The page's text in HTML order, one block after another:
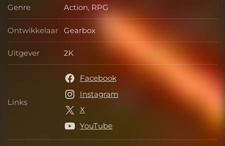
Genre Genre
Action, RPG
Ontwikkelaar Ontwikkelaar
Gearbox
Uitgever Uitgever
2K
Links Links
Facebook
Instagram
X
YouTube